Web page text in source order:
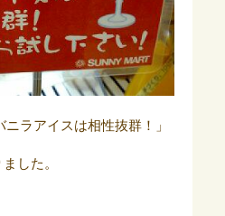
ニラアイスは相性抜群！」
した。